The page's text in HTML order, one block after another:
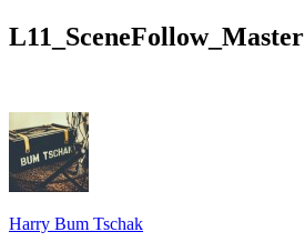
L11_SceneFollow_Master
Harry Bum Tschak